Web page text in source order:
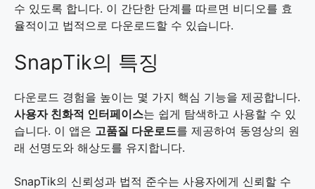
수 있도록 합니다. 이 간단한 단계를 따르면 비디오를 효
율적이고 법적으로 다운로드할 수 있습니다.
SnapTik의 특징
다운로드 경험을 높이는 몇 가지 핵심 기능을 제공합니다.
사용자 친화적 인터페이스는 쉽게 탐색하고 사용할 수 있
습니다. 이 앱은 고품질 다운로드를 제공하여 동영상의 원
래 선명도와 해상도를 유지합니다.
SnapTik의 신뢰성과 법적 준수는 사용자에게 신뢰할 수